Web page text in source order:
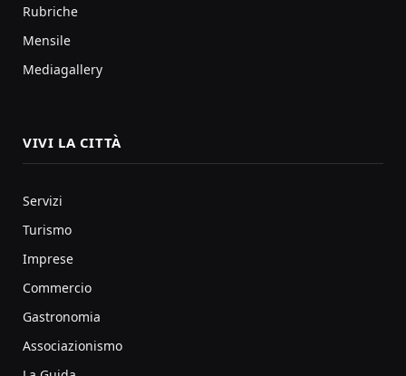
Rubriche
Mensile
Mediagallery
VIVI LA CITTÀ
Servizi
Turismo
Imprese
Commercio
Gastronomia
Associazionismo